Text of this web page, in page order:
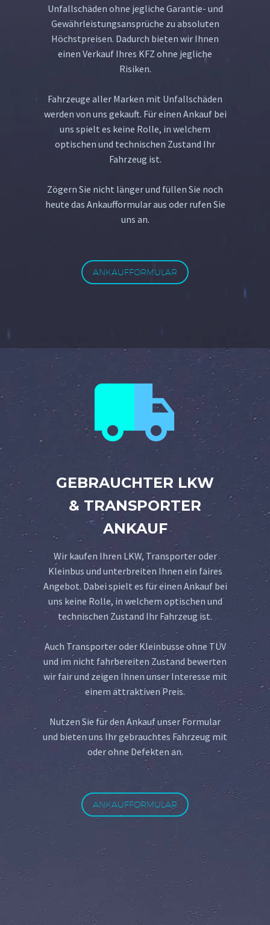
Unfallschäden ohne jegliche Garantie- und
Gewährleistungsansprüche zu absoluten
Höchstpreisen. Dadurch bieten wir Ihnen
einen Verkauf Ihres KFZ ohne jegliche
Risiken.
Fahrzeuge aller Marken mit Unfallschäden
werden von uns gekauft. Für einen Ankauf bei
uns spielt es keine Rolle, in welchem
optischen und technischen Zustand Ihr
Fahrzeug ist.
Zögern Sie nicht länger und füllen Sie noch
heute das Ankaufformular aus oder rufen Sie
uns an.
ANKAUFFORMULAR


GEBRAUCHTER LKW
& TRANSPORTER
ANKAUF
Wir kaufen Ihren LKW, Transporter oder
Kleinbus und unterbreiten Ihnen ein faires
Angebot. Dabei spielt es für einen Ankauf bei
uns keine Rolle, in welchem optischen und
technischen Zustand Ihr Fahrzeug ist.
Auch Transporter oder Kleinbusse ohne TÜV
und im nicht fahrbereiten Zustand bewerten
wir fair und zeigen Ihnen unser Interesse mit
einem attraktiven Preis.
Nutzen Sie für den Ankauf unser Formular
und bieten uns Ihr gebrauchtes Fahrzeug mit
oder ohne Defekten an.
ANKAUFFORMULAR